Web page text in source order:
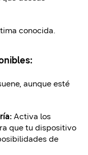
conocida.
aunque esté
Activa los
que tu dispositivo
de